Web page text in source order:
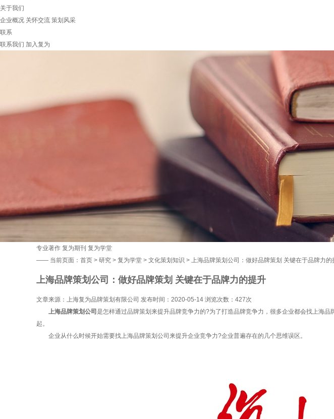
关于我们
企业概况 关怀交流 策划风采
联系
联系我们 加入复为
专业著作 复为期刊 复为学堂
—— 当前页面： 首页 > 研究 > 复为学堂 > 文化策划知识 > 上海品牌策划公司：做好品牌策划 关键在于品牌力的
上海品牌策划公司：做好品牌策划 关键在于品牌力的提升
文章来源：上海复为品牌策划有限公司 发布时间：2020-05-14 浏览次数： 427次
上海品牌策划公司 是怎样通过品牌策划来提升品牌竞争力的?为了打造品牌竞争力，很多企业都会找上海
起。
企业从什么时候开始需要找上海品牌策划公司来提升企业竞争力?企业普遍存在的几个思维误区。